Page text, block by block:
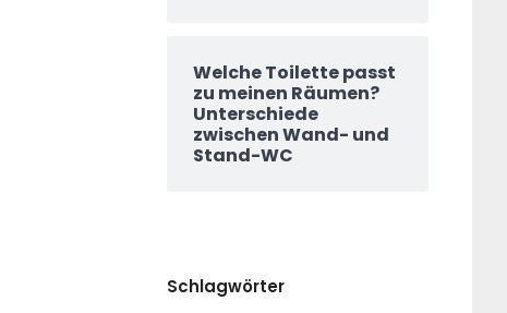
Welche Toilette passt
zu meinen Räumen?
Unterschiede
zwischen Wand- und
Stand-WC
Schlagwörter